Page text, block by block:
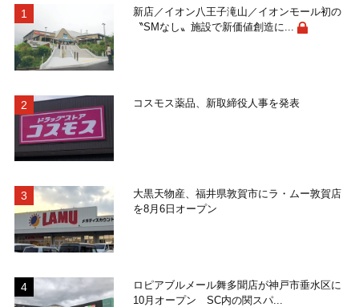
新店／イオン八王子滝山／イオンモール初の
〝SMなし〟施設で新価値創造に...
コスモス薬品、新取締役人事を発表
大黒天物産、福井県敦賀市にラ・ムー敦賀店
を8月6日オープン
ロピアブルメール舞多聞店が神戸市垂水区に
10月オープン SC内の関スパ...